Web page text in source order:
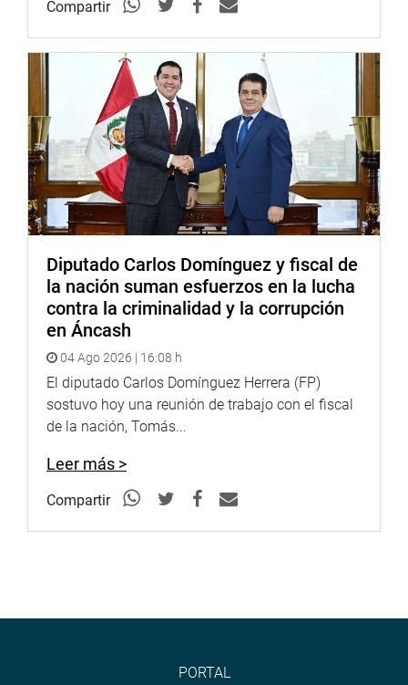
Compartir
Diputado Carlos Domínguez y fiscal de
la nación suman esfuerzos en la lucha
contra la criminalidad y la corrupción
en Áncash
04 Ago 2026 | 16:08 h
El diputado Carlos Domínguez Herrera (FP)
sostuvo hoy una reunión de trabajo con el fiscal
de la nación, Tomás...
Leer más >
Compartir
PORTAL